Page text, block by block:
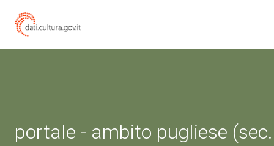
portale - ambito pugliese